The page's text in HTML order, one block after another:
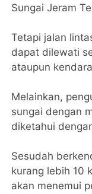
Sungai Jeram
Tetapi jalan
dapat dilewati
ataupun
Melainkan,
sungai dengan
diketahui
Sesudah
kurang lebih 10
akan menemui